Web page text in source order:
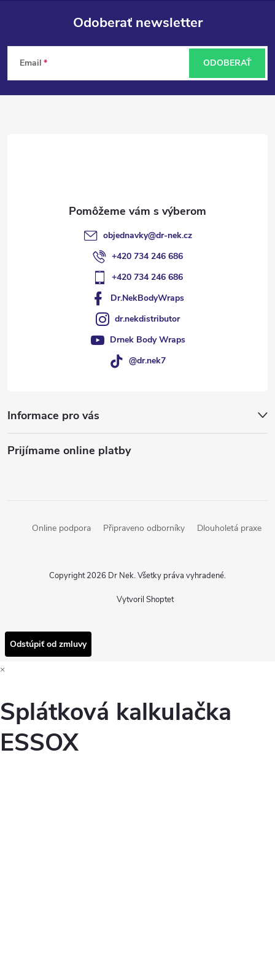
Z
á
Odoberať newsletter
Email ODOBERAŤ
objednavky@dr-nek.cz
+420 734 246 686
+420 734 246 686
Dr.NekBodyWraps
dr.nekdistributor
Drnek Body Wraps
@dr.nek7
Informace pro vás
Prijímame online platby
Online podpora Připraveno odborníky Dlouholetá praxe
Vytvoril Shoptet
Copyright 2026 Dr Nek. Všetky práva vyhradené.
Odstúpiť od zmluvy
×
Splátková kalkulačka
ESSOX